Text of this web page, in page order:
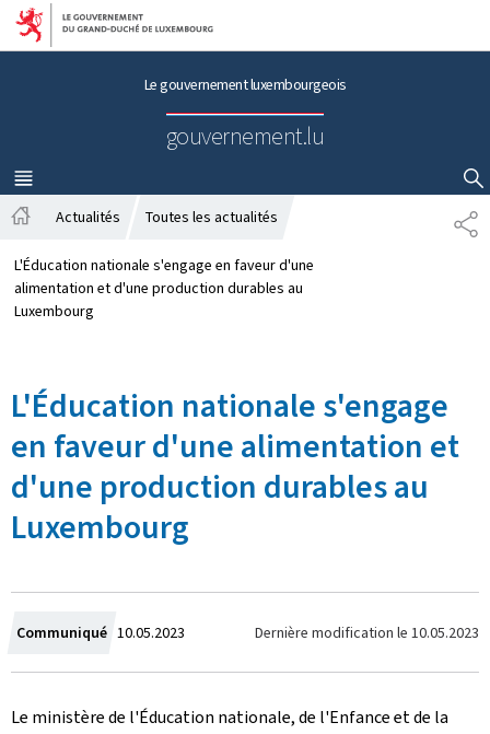
Aller au menu principal
Aller au contenu
Le gouvernement luxembourgeois
gouvernement.lu
MENU
PRINCIPAL
AFFICHER / MASQUER LA RECHERCHE
P
A
c
c
u
Actualités Toutes les actualités
L'Éducation nationale s'engage en faveur d'une
alimentation et d'une production durables au
Luxembourg
L'Éducation nationale s'engage
en faveur d'une alimentation et
d'une production durables au
Luxembourg
Communiqué C
r
é
10.05.2023 Dernière modification le 10.05.2023
Le ministère de l'Éducation nationale, de l'Enfance et de la